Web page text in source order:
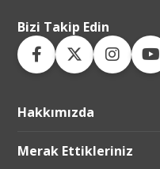
Bizi Takip Edin
Hakkımızda
Merak Ettikleriniz